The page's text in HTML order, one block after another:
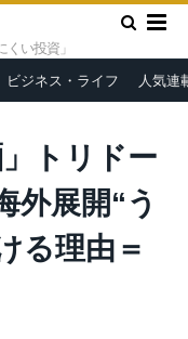
い投資」
ビジネス・ライフ 人気連
麺」トリドールHD株は
由＝山口伸
トリドー
外展開“う
る理由＝